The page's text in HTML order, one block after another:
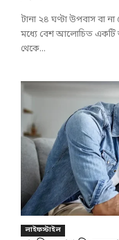
টানা ২৪ ঘণ্টা উপবাস বা না
মধ্যে বেশ আলোচিত একটি
থেকে...
লাইফস্টাইল